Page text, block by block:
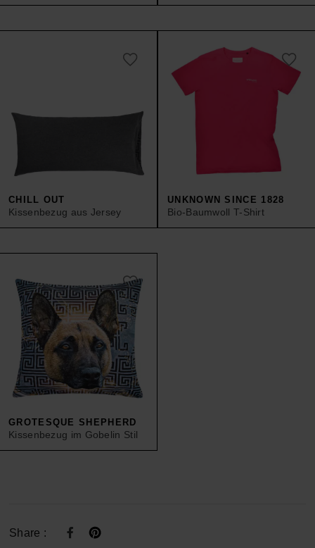
CHILL OUT
Kissenbezug aus Jersey
UNKNOWN SINCE 1828
Bio-Baumwoll T-Shirt
GROTESQUE SHEPHERD
Kissenbezug im Gobelin Stil
Share :